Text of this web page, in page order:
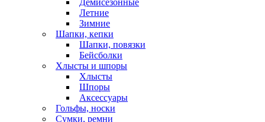
Летние
Зимние
Шапки, кепки
Шапки, повязки
Бейсболки
Хлысты и шпоры
Хлысты
Шпоры
Аксессуары
Гольфы, носки
Сумки, ремни